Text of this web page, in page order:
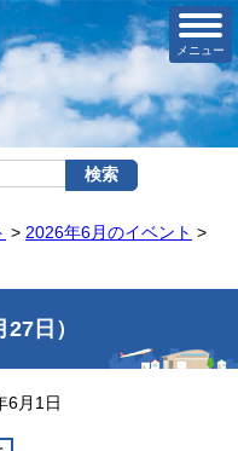
メニュー
> 2026年6月のイベント >
日）
月1日